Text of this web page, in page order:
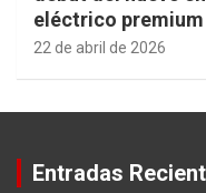
eléctrico premium
22 de abril de 2026
Entradas